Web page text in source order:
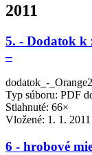
2011
5. - Dodatok k
–
dodatok_-
Typ súboru: PDF
Stiahnuté: 66×
Vložené: 1. 1. 2011
6 - hrobové